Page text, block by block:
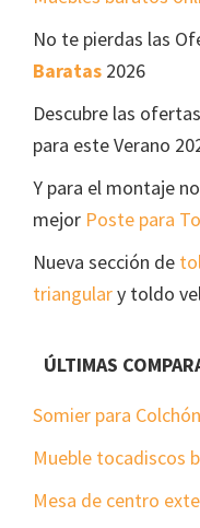
No te pierdas las
Baratas 2026
Descubre las
para este Verano
Y para el montaje
mejor Poste para
Nueva sección de
triangulary toldo
ÚLTIMAS
Somier para
Mueble tocadiscos
Mesa de centro